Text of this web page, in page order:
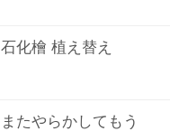
石化檜 植え替え
またやらかしてもう